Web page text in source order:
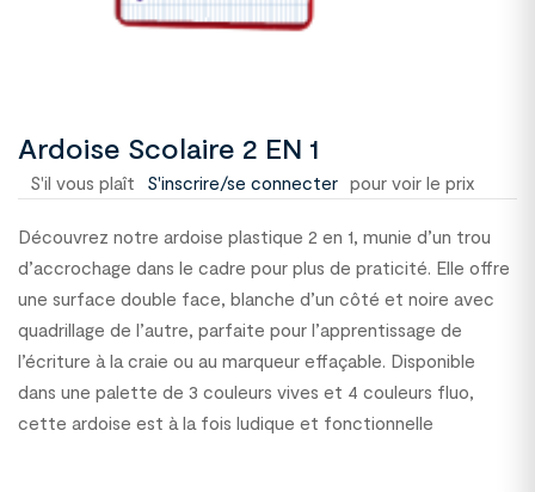
Ardoise Scolaire 2 EN 1
S'il vous plaît S'inscrire/se connecter pour voir le prix
Découvrez notre ardoise plastique 2 en 1, munie d’un trou
d’accrochage dans le cadre pour plus de praticité. Elle offre
une surface double face, blanche d’un côté et noire avec
quadrillage de l’autre, parfaite pour l’apprentissage de
l’écriture à la craie ou au marqueur effaçable. Disponible
dans une palette de 3 couleurs vives et 4 couleurs fluo,
cette ardoise est à la fois ludique et fonctionnelle